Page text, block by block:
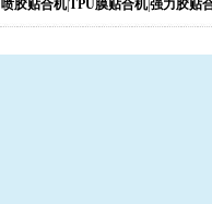
喷胶贴合机|TPU膜贴合机|强力胶贴